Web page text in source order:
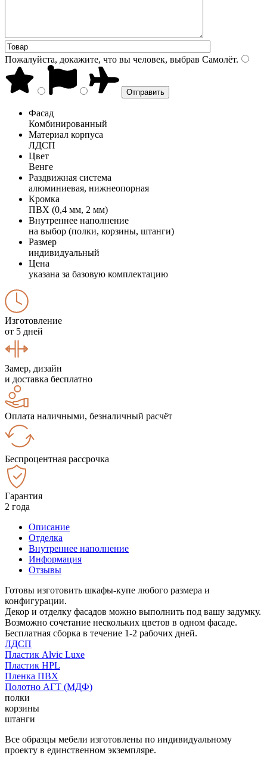
Пожалуйста, докажите, что вы человек, выбрав Самолёт.
Фасад
Комбинированный
Материал корпуса
ЛДСП
Цвет
Венге
Раздвижная система
алюминиевая, нижнеопорная
Кромка
ПВХ (0,4 мм, 2 мм)
Внутреннее наполнение
на выбор (полки, корзины, штанги)
Размер
индивидуальный
Цена
указана за базовую комплектацию
Изготовление
от 5 дней
Замер, дизайн
и доставка бесплатно
Оплата наличными, безналичный расчёт
Беспроцентная рассрочка
Гарантия
2 года
Описание
Отделка
Внутреннее наполнение
Информация
Отзывы
Готовы изготовить шкафы-купе любого размера и
конфигурации.
Декор и отделку фасадов можно выполнить под вашу задумку.
Возможно сочетание нескольких цветов в одном фасаде.
Бесплатная сборка в течение 1-2 рабочих дней.
ЛДСП
Пластик Alvic Luxe
Пластик HPL
Пленка ПВХ
Полотно АГТ (МДФ)
полки
корзины
штанги
Все образцы мебели изготовлены по индивидуальному
проекту в единственном экземпляре.